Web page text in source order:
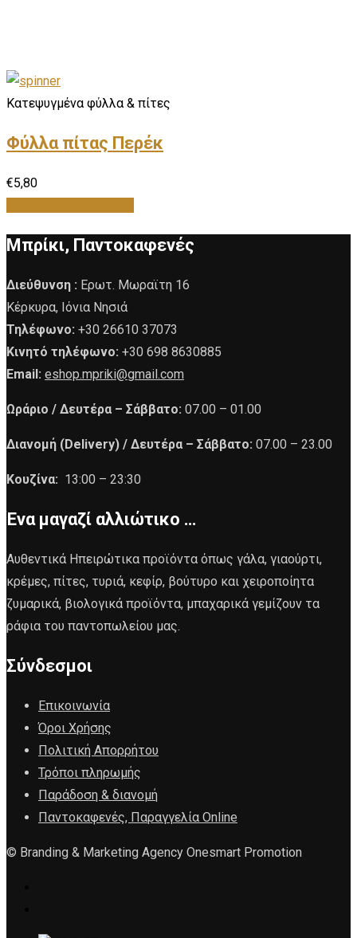
Κατεψυγμένα φύλλα & πίτες
Φύλλα πίτας Περέκ
€5,80
Μπρίκι, Παντοκαφενές
Διεύθυνση : Ερωτ. Μωραϊτη 16
Κέρκυρα, Ιόνια Νησιά
Τηλέφωνο: +30 26610 37073
Κινητό τηλέφωνο: +30 698 8630885
Email: eshop.mpriki@gmail.com
Ωράριο / Δευτέρα – Σάββατο: 07.00 – 01.00
Διανομή (Delivery) / Δευτέρα – Σάββατο: 07.00 – 23.00
Κουζίνα: 13:00 – 23:30
Ένα μαγαζί αλλιώτικο …
Αυθεντικά Ηπειρώτικα προϊόντα όπως γάλα, γιαούρτι,
κρέμες, πίτες, τυριά, κεφίρ, βούτυρο και χειροποίητα
ζυμαρικά, βιολογικά προϊόντα, μπαχαρικά γεμίζουν τα
ράφια του παντοπωλείου μας.
Σύνδεσμοι
Επικοινωνία
Όροι Χρήσης
Πολιτική Απορρήτου
Τρόποι πληρωμής
Παράδοση & διανομή
Παντοκαφενές, Παραγγελία Online
© Branding & Marketing Agency Onesmart Promotion